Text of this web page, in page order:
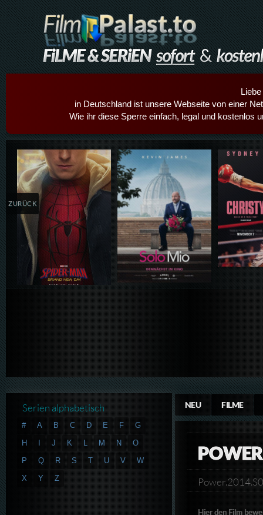
in Deutschland ist unsere Webseite von einer
Wie ihr diese Sperre einfach, legal und kostenlos
Details,Play Details,Play
ZURÜCK
NEU FILME
Hier den Film
Serien alphabetisch
# A B C D E F
G
H
I J K L M N
O
P
Q R S T U V
W
X
Y Z